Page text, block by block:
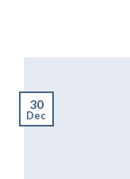
30
Dec